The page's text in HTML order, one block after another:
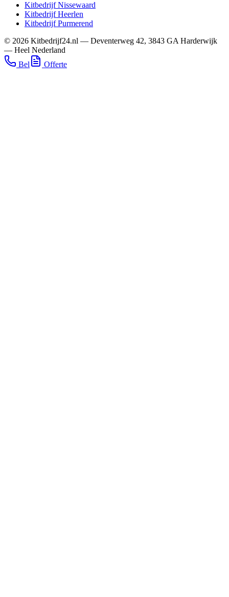
KitbedrijfNissewaard
KitbedrijfHeerlen
KitbedrijfPurmerend
© 2026 Kitbedrijf24.nl — Deventerweg 42, 3843 GA Harderwijk
— Heel Nederland
Bel
Offerte